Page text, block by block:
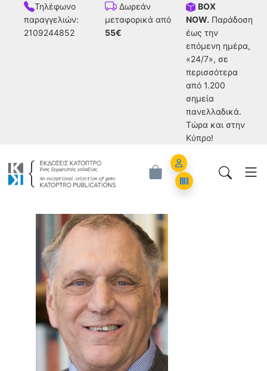
Τηλέφωνο
παραγγελιών:
2109244852
Δωρεάν
μεταφορικά από
55€
BOX
NOW. Παράδοση
έως την
επόμενη ημέρα,
«24/7», σε
περισσότερα
από 1.200
σημεία
πανελλαδικά.
Tώρα και στην
Κύπρο!
Account
Orders
Larry Squire